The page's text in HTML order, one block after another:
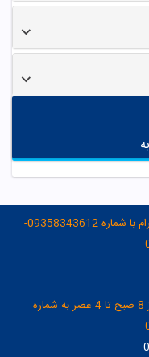
مشاوره رایگان بصورت چت در واتساپ و تلگرام با شماره 09358343612-
تماس تلفنی در روزهای شنبه تا پنج شنبه از 8 صبح تا 4 عصر به شماره